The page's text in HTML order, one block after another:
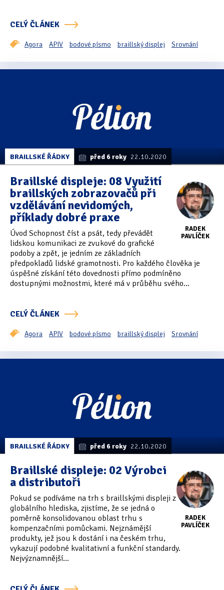
CELÝ ČLÁNEK
Agora APIV bodové písmo braillský displej Srovnání
BRAILLSKÉ ŘÁDKY před 6 roky 22.10.2020
RADEK
PAVLÍČEK
Braillské displeje: 08 Využití
braillských zobrazovačů při
vzdělávání nevidomých,
příklady dobré praxe
Úvod Schopnost číst a psát, tedy převádět
lidskou komunikaci ze zvukové do grafické
podoby a zpět, je jedním ze základních
předpokladů lidské gramotnosti. Pro každého člověka je
úspěšné získání této dovednosti přímo podmíněno
dostupnými možnostmi, které má v průběhu svého...
CELÝ ČLÁNEK
Agora APIV bodové písmo braillský displej Srovnání
BRAILLSKÉ ŘÁDKY před 6 roky 22.10.2020
RADEK
PAVLÍČEK
Braillské displeje: 02 Výrobci
a distributoři
Pokud se podíváme na trh s braillskými displeji z
globálního hlediska, zjistíme, že se jedná o
poměrně konsolidovanou oblast trhu s
kompenzačními pomůckami. Nejznámější
produkty, jež jsou k dostání i na českém trhu,
vykazují podobné kvalitativní a funkční standardy.
Nejvýznamnější...